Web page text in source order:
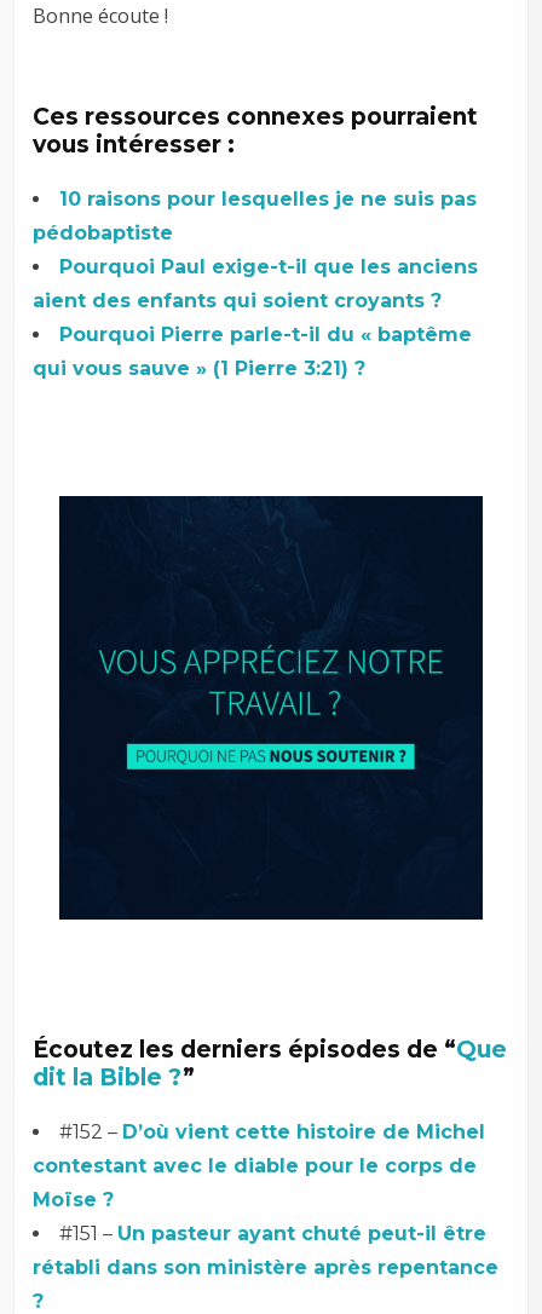
Bonne écoute !
Ces ressources connexes pourraient
vous intéresser :
10 raisons pour lesquelles je ne suis pas
pédobaptiste
Pourquoi Paul exige-t-il que les anciens
aient des enfants qui soient croyants ?
Pourquoi Pierre parle-t-il du « baptême
qui vous sauve » (1 Pierre 3:21) ?
Écoutez les derniers épisodes de “Que
dit la Bible ?”
#152 – D’où vient cette histoire de Michel
contestant avec le diable pour le corps de
Moïse ?
#151 – Un pasteur ayant chuté peut-il être
rétabli dans son ministère après repentance
?